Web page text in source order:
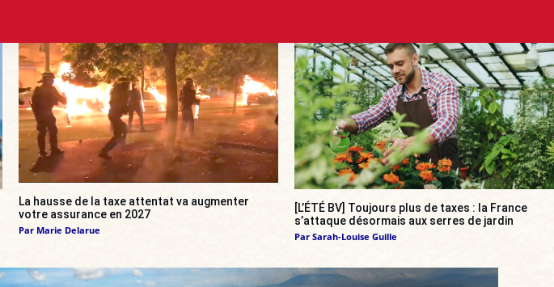
La hausse de la taxe attentat va augmenter
votre assurance en 2027
Par Marie Delarue
[L’ÉTÉ BV] Toujours plus de taxes : la France
s’attaque désormais aux serres de jardin
Par Sarah-Louise Guille